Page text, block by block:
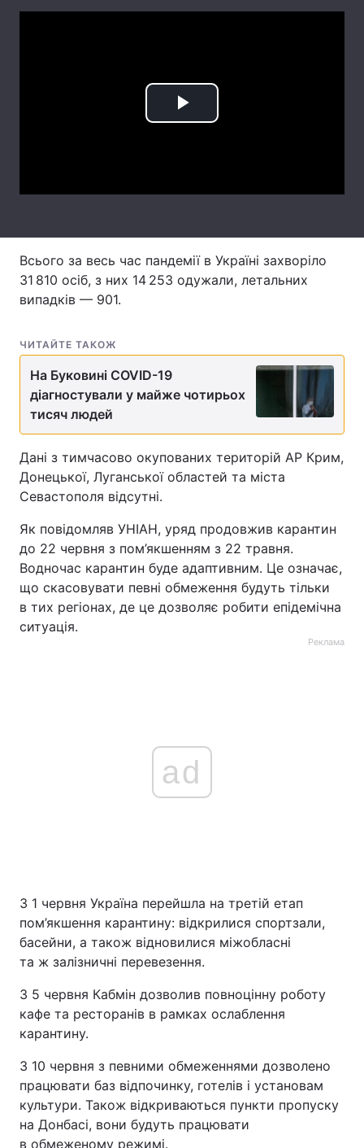
Цікавинки Погода
Контакти
Послуги
Play
Всього за весь час пандемії в Україні захворіло
31 810 осіб, з них 14 253 одужали, летальних
випадків — 901.
ЧИТАЙТЕ ТАКОЖ
На Буковині COVID-19
діагностували у майже чотирьох
тисяч людей
Дані з тимчасово окупованих територій АР Крим,
Донецької, Луганської областей та міста
Севастополя відсутні.
Як повідомляв УНІАН, уряд продовжив карантин
до 22 червня з пом’якшенням з 22 травня.
Водночас карантин буде адаптивним. Це означає,
що скасовувати певні обмеження будуть тільки
в тих регіонах, де це дозволяє робити епідемічна
ситуація.
Реклама
ad
З 1 червня Україна перейшла на третій етап
пом’якшення карантину: відкрилися спортзали,
басейни, а також відновилися міжобласні
та ж залізничні перевезення.
З 5 червня Кабмін дозволив повноцінну роботу
кафе та ресторанів в рамках ослаблення
карантину.
З 10 червня з певними обмеженнями дозволено
працювати баз відпочинку, готелів і установам
культури. Також відкриваються пункти пропуску
на Донбасі, вони будуть працювати
в обмеженому режимі.